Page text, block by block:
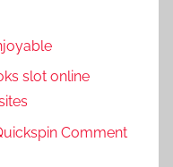
slot online
Comment